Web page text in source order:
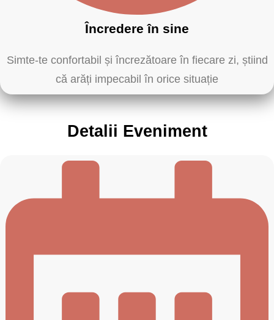
Încredere în sine
Simte-te confortabil și încrezătoare în fiecare zi, știind
că arăți impecabil în orice situație
Detalii Eveniment